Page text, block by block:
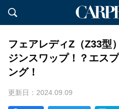
フェアレディZ（Z33型
ジンスワップ！？エス
ング！
更新日：2024.09.09